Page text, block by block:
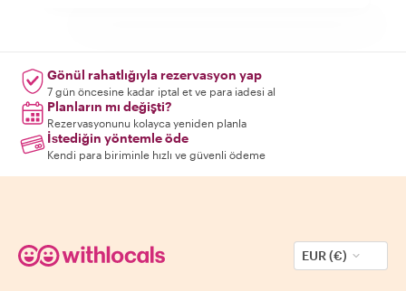
Gönül rahatlığıyla rezervasyon yap
7 gün öncesine kadar iptal et ve para iadesi al
Planların mı değişti?
Rezervasyonunu kolayca yeniden planla
İstediğin yöntemle öde
Kendi para biriminle hızlı ve güvenli ödeme
EUR (€)